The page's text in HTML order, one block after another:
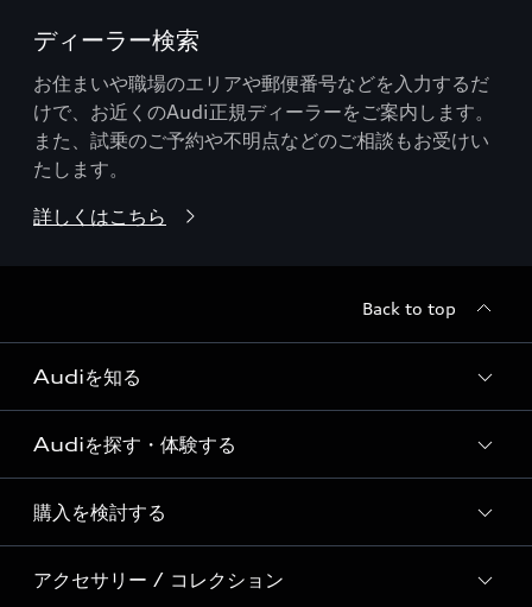
ディーラー検索
お住まいや職場のエリアや郵便番号などを入力するだ
けで、お近くのAudi正規ディーラーをご案内します。
また、試乗のご予約や不明点などのご相談もお受けい
たします。
詳しくはこちら
Back to top
Audiを知る
Audi ブランド
Story of Progress
Audi Sport
Formula 1®
Audiを探す・体験する
ディーラー検索
新車在庫検索
購入を検討する
モデル一覧
アクセサリー / コレクション